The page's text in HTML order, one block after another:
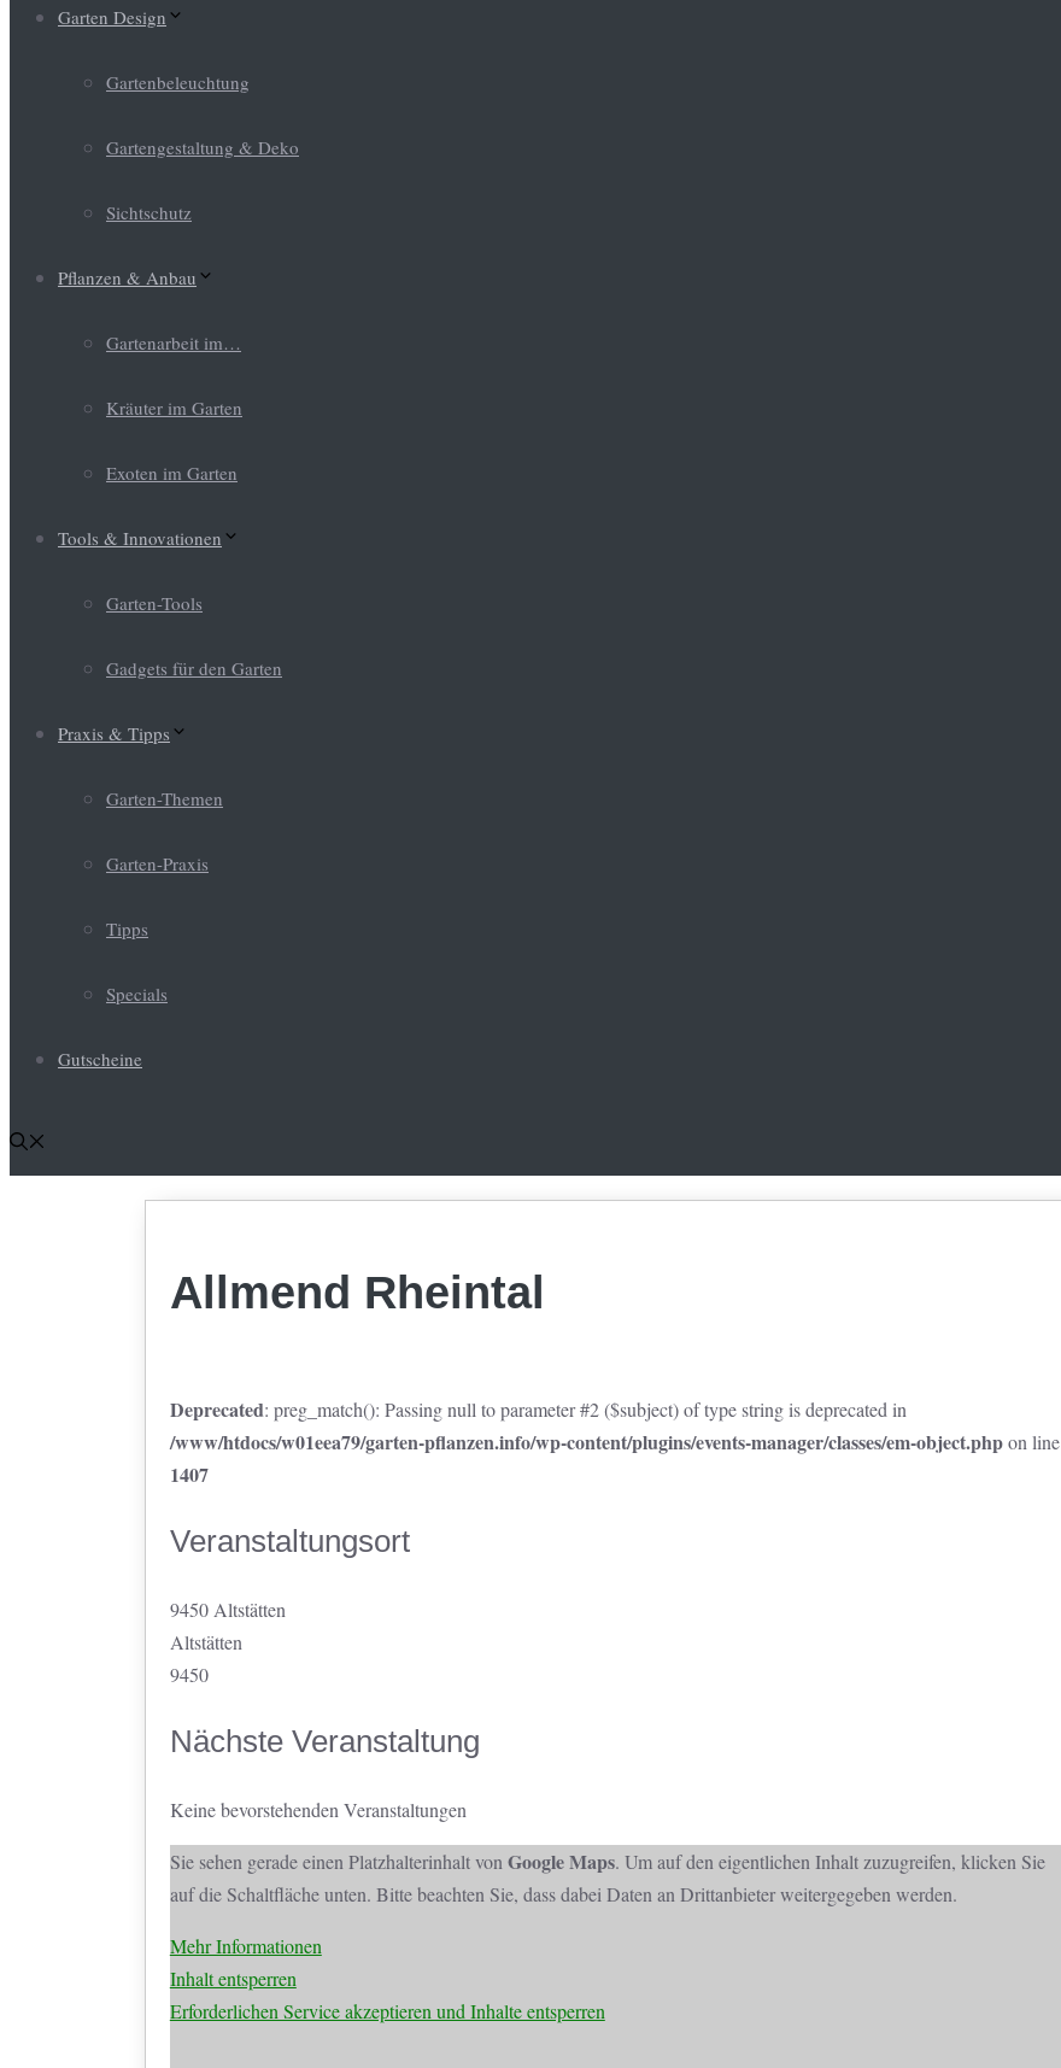
Garten Design
Gartenbeleuchtung
Gartengestaltung & Deko
Sichtschutz
Pflanzen & Anbau
Gartenarbeit im…
Kräuter im Garten
Exoten im Garten
Tools & Innovationen
Garten-Tools
Gadgets für den Garten
Praxis & Tipps
Garten-Themen
Garten-Praxis
Tipps
Specials
Gutscheine
Allmend Rheintal
Deprecated: preg_match(): Passing null to parameter #2 ($subject) of type string is deprecated in
/www/htdocs/w01eea79/garten-pflanzen.info/wp-content/plugins/events-manager/classes/em-object.phpon line
1407
Veranstaltungsort
9450 Altstätten
Altstätten
9450
Nächste Veranstaltung
Keine bevorstehenden Veranstaltungen
Sie sehen gerade einen Platzhalterinhalt von Google Maps. Um auf den eigentlichen Inhalt zuzugreifen, klicken Sie
auf die Schaltfläche unten. Bitte beachten Sie, dass dabei Daten an Drittanbieter weitergegeben werden.
Mehr Informationen
Inhalt entsperren
Erforderlichen Service akzeptieren und Inhalte entsperren